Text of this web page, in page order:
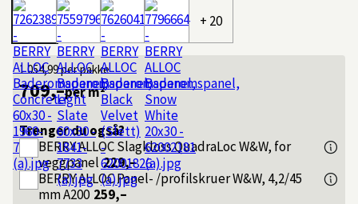
+ 20
1 054,99per pakke
709,–per m²
Trenger du også?
BERRY ALLOCSlagkloss QuadraLoc W&W, for
veggpanel 229,–
BERRY ALLOCPanel- /profilskruer W&W, 4,2/45
mm A200 259,–